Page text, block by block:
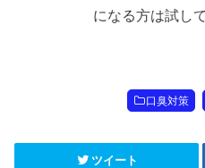
になる方は試し
口臭対策
ツイート